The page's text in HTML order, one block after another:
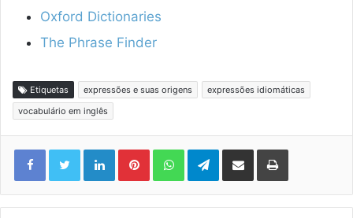
Oxford Dictionaries
The Phrase Finder
Etiquetas expressões e suas origens
expressões idiomáticas
vocabulário em inglês
LinkedinPinterestWhatsAppTelegram
Compartilhar via e-mail Imprimir